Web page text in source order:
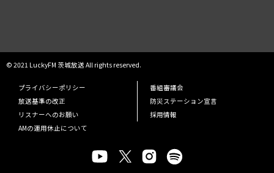
© 2021 LuckyFM 茨城放送 All rights reserved.
プライバシーポリシー
番組審議会
放送基準の改正
防災ステーション宣言
リスナーへのお願い
採用情報
AMの運用休止について